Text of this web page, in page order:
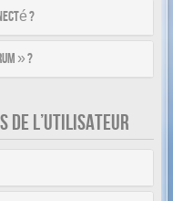
?
» ?
L’UTILISATEUR